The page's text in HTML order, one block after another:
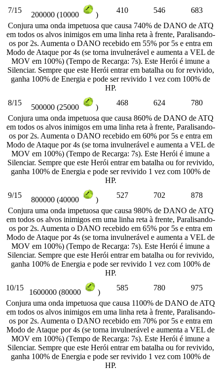
7/15
200000 (10000 )
410 546
683
Conjura uma onda impetuosa que causa 740% de DANO de ATQ
em todos os alvos inimigos em uma linha reta à frente, Paralisando-
os por 2s. Aumenta o DANO recebido em 55% por 5s e entra em
Modo de Ataque por 4s (se torna invulnerável e aumenta a VEL de
MOV em 100%) (Tempo de Recarga: 7s). Este Herói é imune a
Silenciar. Sempre que este Herói entrar em batalha ou for revivido,
ganha 100% de Energia e pode ser revivido 1 vez com 100% de
HP.
8/15
500000 (25000 )
468 624
780
Conjura uma onda impetuosa que causa 860% de DANO de ATQ
em todos os alvos inimigos em uma linha reta à frente, Paralisando-
os por 2s. Aumenta o DANO recebido em 60% por 5s e entra em
Modo de Ataque por 4s (se torna invulnerável e aumenta a VEL de
MOV em 100%) (Tempo de Recarga: 7s). Este Herói é imune a
Silenciar. Sempre que este Herói entrar em batalha ou for revivido,
ganha 100% de Energia e pode ser revivido 1 vez com 100% de
HP.
9/15
800000 (40000 )
527 702
878
Conjura uma onda impetuosa que causa 980% de DANO de ATQ
em todos os alvos inimigos em uma linha reta à frente, Paralisando-
os por 2s. Aumenta o DANO recebido em 65% por 5s e entra em
Modo de Ataque por 4s (se torna invulnerável e aumenta a VEL de
MOV em 100%) (Tempo de Recarga: 7s). Este Herói é imune a
Silenciar. Sempre que este Herói entrar em batalha ou for revivido,
ganha 100% de Energia e pode ser revivido 1 vez com 100% de
HP.
10/15
1600000 (80000 )
585 780
975
Conjura uma onda impetuosa que causa 1100% de DANO de ATQ
em todos os alvos inimigos em uma linha reta à frente, Paralisando-
os por 2s. Aumenta o DANO recebido em 70% por 5s e entra em
Modo de Ataque por 4s (se torna invulnerável e aumenta a VEL de
MOV em 100%) (Tempo de Recarga: 7s). Este Herói é imune a
Silenciar. Sempre que este Herói entrar em batalha ou for revivido,
ganha 100% de Energia e pode ser revivido 1 vez com 100% de
HP.